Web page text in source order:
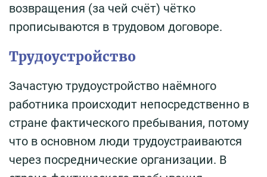
возвращения (за чей счёт) чётко
прописываются в трудовом договоре.
Трудоустройство
Зачастую трудоустройство наёмного
работника происходит непосредственно в
стране фактического пребывания, потому
что в основном люди трудоустраиваются
через посреднические организации. В